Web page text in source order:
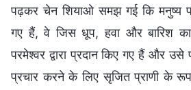
पढ़कर चेन शियाओ समझ गई कि मनुष्य
गए हैं, वे जिस धूप, हवा और बारिश
परमेश्वर द्वारा प्रदान किए गए हैं और
प्रचार करने के लिए सृजित प्राणी के रूप